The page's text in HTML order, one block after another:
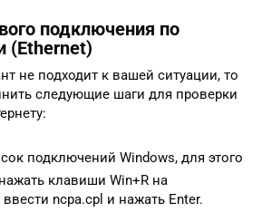
подключения по
(Ethernet)
не подходит к вашей ситуации, то
следующие шаги для проверки
подключений Windows, для этого
клавиши Win+R на
ввести ncpa.cpl и нажать Enter.